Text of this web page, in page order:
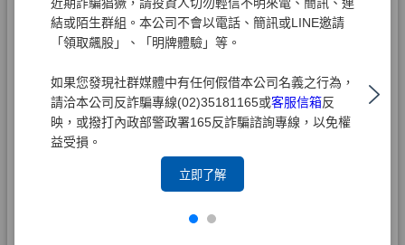
結或陌生群組。本公司不會以電話、簡訊或LINE邀請
「領取飆股」、「明牌體驗」等。
如果您發現社群媒體中有任何假借本公司名義之行為，
請洽本公司反詐騙專線(02)35181165或客服信箱反
映，或撥打內政部警政署165反詐騙諮詢專線，以免權
益受損。
立即了解